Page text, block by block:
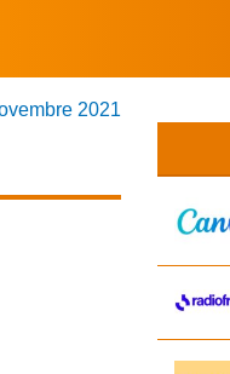
2021